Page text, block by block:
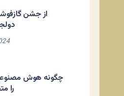
از جشن
چگونه هوش
را